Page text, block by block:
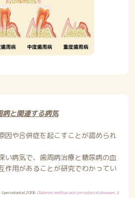
病と関連する病気
因や合併症を起こすことが認められ
い病気で、歯周病治療と糖尿病の血
作用があることが研究でわかってい
periodontal,2006 Diabetes mellitus and periodontal diseases.J